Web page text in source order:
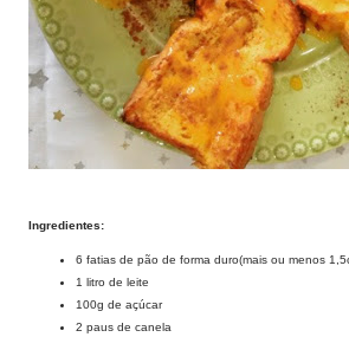
Ingredientes:
6 fatias de pão de forma duro(mais ou menos
1 litro de leite
100g de açúcar
2 paus de canela